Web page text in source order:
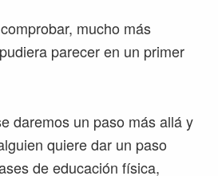
mucho más
parecer en un primer
daremos un paso más allá y
quiere dar un paso
de educación física,